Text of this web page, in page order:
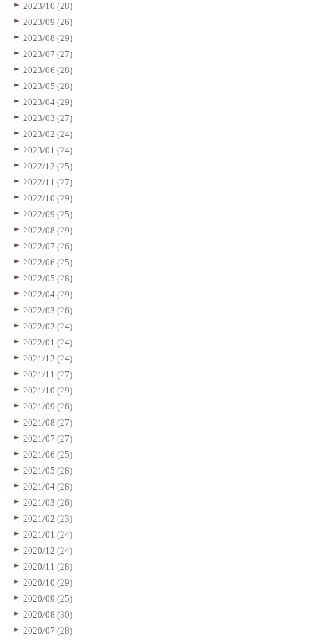
2023/10 (28)
2023/09 (26)
2023/08 (29)
2023/07 (27)
2023/06 (28)
2023/05 (28)
2023/04 (29)
2023/03 (27)
2023/02 (24)
2023/01 (24)
2022/12 (25)
2022/11 (27)
2022/10 (29)
2022/09 (25)
2022/08 (29)
2022/07 (26)
2022/06 (25)
2022/05 (28)
2022/04 (29)
2022/03 (26)
2022/02 (24)
2022/01 (24)
2021/12 (24)
2021/11 (27)
2021/10 (29)
2021/09 (26)
2021/08 (27)
2021/07 (27)
2021/06 (25)
2021/05 (28)
2021/04 (28)
2021/03 (26)
2021/02 (23)
2021/01 (24)
2020/12 (24)
2020/11 (28)
2020/10 (29)
2020/09 (25)
2020/08 (30)
2020/07 (28)